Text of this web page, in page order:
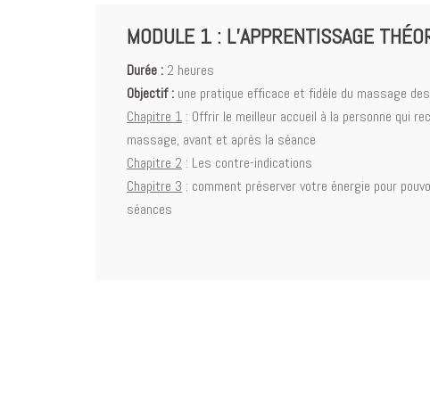
MODULE 1 : L’APPRENTISSAGE
Durée : 2 heures
Objectif : une pratique efficace et fidèle du massage
Chapitre 1 : Offrir le meilleur accueil à la personne qui
massage, avant et après la séance
Chapitre 2 : Les contre-indications
Chapitre 3 : comment préserver votre énergie pour
séances